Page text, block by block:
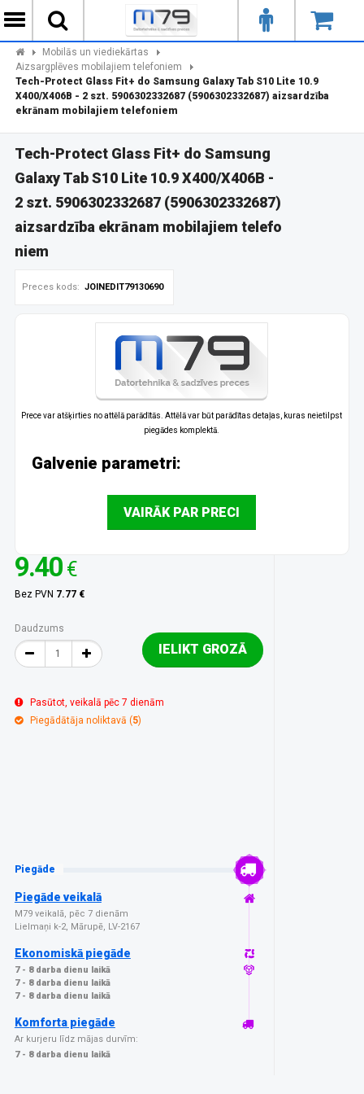
Mobilās un viediekārtas
Aizsargplēves mobilajiem telefoniem
Tech-Protect Glass Fit+ do Samsung Galaxy Tab S10 Lite 10.9
X400/X406B - 2 szt. 5906302332687 (5906302332687) aizsardzība
ekrānam mobilajiem telefoniem
Tech-Protect Glass Fit+ do Samsung
Galaxy Tab S10 Lite 10.9 X400/X406B -
2 szt. 5906302332687 (5906302332687)
aizsardzība ekrānam mobilajiem telefo
niem
Preces kods: JOINEDIT79130690
Prece var atšķirties no attēlā parādītās. Attēlā var būt parādītas detaļas, kuras neietilpst
piegādes komplektā.
Galvenie parametri:
VAIRĀK PAR PRECI
9.40 €
Bez PVN 7.77 €
Daudzums
IELIKT GROZĀ
Pasūtot, veikalā pēc 7 dienām
Piegādātāja noliktavā (5)
Piegāde
Piegāde veikalā
M79 veikalā, pēc 7 dienām
Lielmaņi k-2, Mārupē, LV-2167
Ekonomiskā piegāde
7 - 8 darba dienu laikā
7 - 8 darba dienu laikā
7 - 8 darba dienu laikā
Komforta piegāde
Ar kurjeru līdz mājas durvīm:
7 - 8 darba dienu laikā